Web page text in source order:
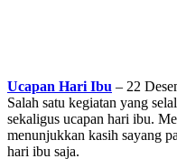
Ucapan Hari Ibu – 22
Salah satu kegiatan yang
sekaligus ucapan hari ibu.
menunjukkan kasih sayang
hari ibu saja.